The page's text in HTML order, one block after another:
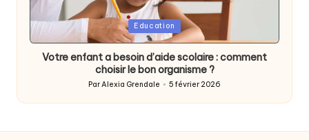
Education
Votre enfant a besoin d’aide scolaire : comment
choisir le bon organisme ?
Posted
by
Par Alexia Grendale 5 février 2026